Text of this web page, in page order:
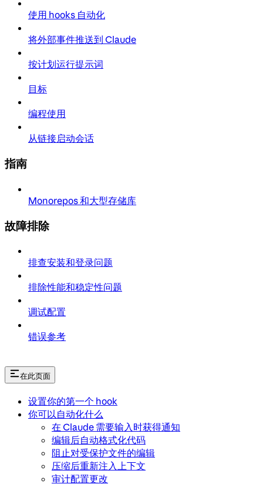
使用 hooks 自动化
将外部事件推送到 Claude
按计划运行提示词
目标
编程使用
从链接启动会话
指南
Monorepos 和大型存储库
故障排除
排查安装和登录问题
排除性能和稳定性问题
调试配置
错误参考
在此页面
设置你的第一个 hook
你可以自动化什么
在 Claude 需要输入时获得通知
编辑后自动格式化代码
阻止对受保护文件的编辑
压缩后重新注入上下文
审计配置更改